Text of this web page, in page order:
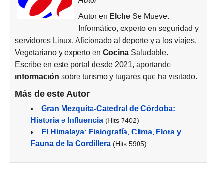
Autor en ElcheSe Mueve.
Informático, experto en seguridad y
servidores Linux. Aficionado al deporte y a los viajes.
Vegetariano y experto en Cocina Saludable.
Escribe en este portal desde 2021, aportando
información sobre turismo y lugares que ha visitado.
Más de este Autor
Gran Mezquita-Catedral de Córdoba:
Historia e Influencia (Hits 7402)
El Himalaya: Fisiografía, Clima, Flora y
Fauna de la Cordillera (Hits 5905)